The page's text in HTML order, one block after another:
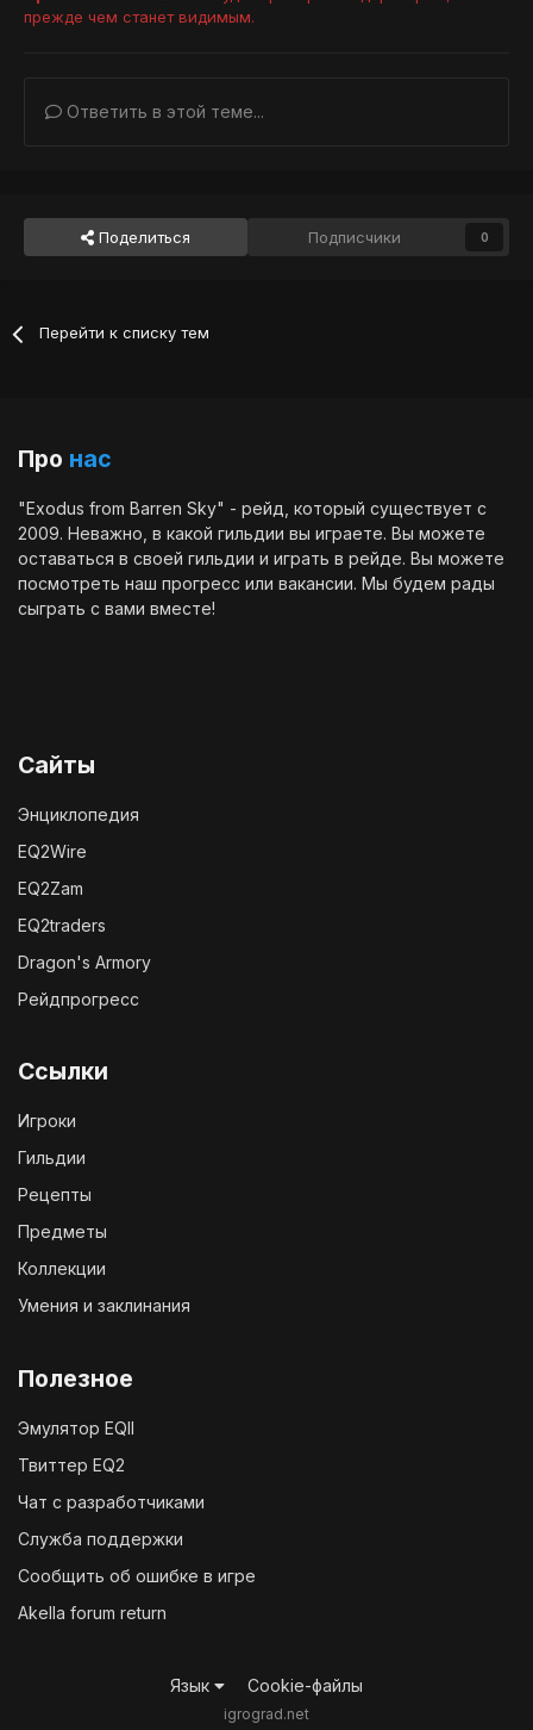
прежде чем станет видимым.
Ответить в этой теме...
Поделиться Подписчики 0
Перейти к списку тем
Про нас
"Exodus from Barren Sky" - рейд, который существует с
2009. Неважно, в какой гильдии вы играете. Вы можете
оставаться в своей гильдии и играть в рейде. Вы можете
посмотреть наш прогресс или вакансии. Мы будем рады
сыграть с вами вместе!
Сайты
Энциклопедия
EQ2Wire
EQ2Zam
EQ2traders
Dragon's Armory
Рейдпрогресс
Ссылки
Игроки
Гильдии
Рецепты
Предметы
Коллекции
Умения и заклинания
Полезное
Эмулятор EQII
Твиттер EQ2
Чат с разработчиками
Служба поддержки
Сообщить об ошибке в игре
Akella forum return
Язык Cookie-файлы
igrograd.net